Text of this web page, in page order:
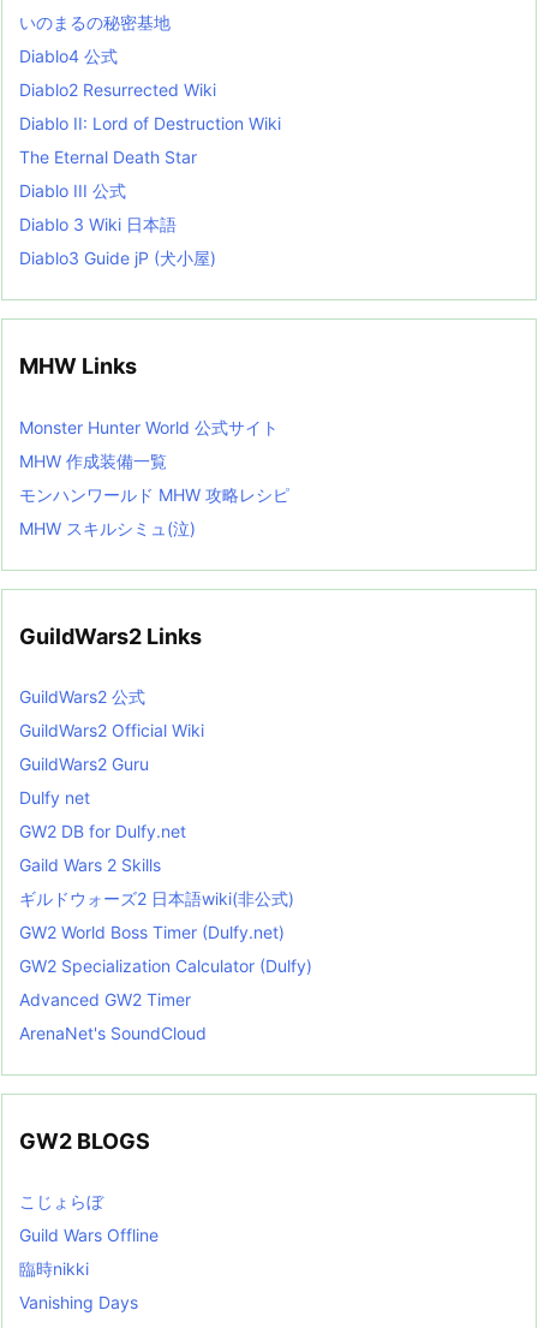
i
s
t
いのまるの秘密基地
Diablo4 公式
Diablo2 Resurrected Wiki
Diablo II: Lord of Destruction Wiki
The Eternal Death Star
Diablo III 公式
Diablo 3 Wiki 日本語
Diablo3 Guide jP (犬小屋)
MHW Links
Monster Hunter World 公式サイト
MHW 作成装備一覧
モンハンワールド MHW 攻略レシピ
MHW スキルシミュ(泣)
GuildWars2 Links
GuildWars2 公式
GuildWars2 Official Wiki
GuildWars2 Guru
Dulfy net
GW2 DB for Dulfy.net
Gaild Wars 2 Skills
ギルドウォーズ2 日本語wiki(非公式)
GW2 World Boss Timer (Dulfy.net)
GW2 Specialization Calculator (Dulfy)
Advanced GW2 Timer
ArenaNet's SoundCloud
GW2 BLOGS
こじょらぼ
Guild Wars Offline
臨時nikki
Vanishing Days